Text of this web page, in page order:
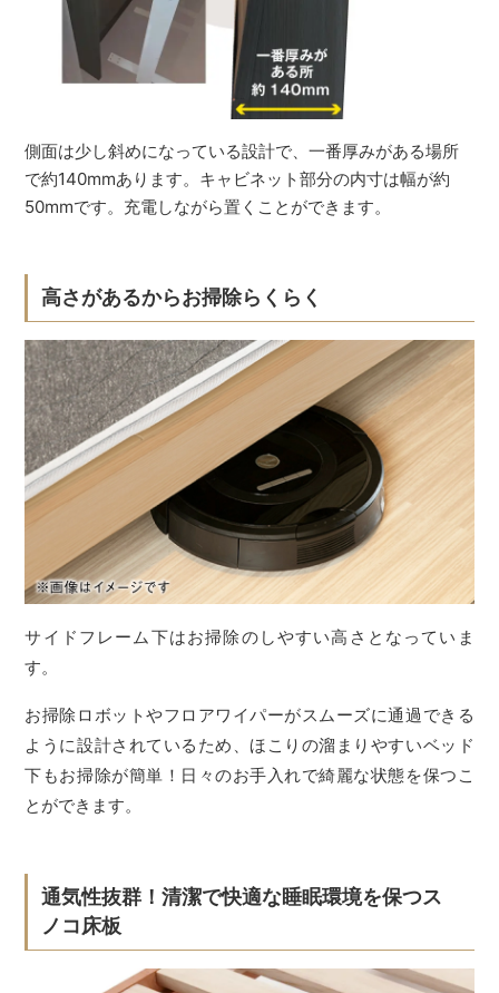
側面は少し斜めになっている設計で、一番厚みがある場所
で約140mmあります。キャビネット部分の内寸は幅が約
50mmです。充電しながら置くことができます。
高さがあるからお掃除らくらく
サイドフレーム下はお掃除のしやすい高さとなっていま
す。
お掃除ロボットやフロアワイパーがスムーズに通過できる
ように設計されているため、ほこりの溜まりやすいベッド
下もお掃除が簡単！日々のお手入れで綺麗な状態を保つこ
とができます。
通気性抜群！清潔で快適な睡眠環境を保つス
ノコ床板